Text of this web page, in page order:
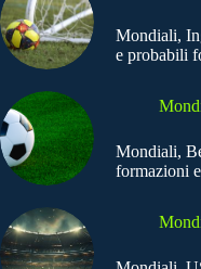
Mondiali,
e probabili
Mondiali,
formazioni